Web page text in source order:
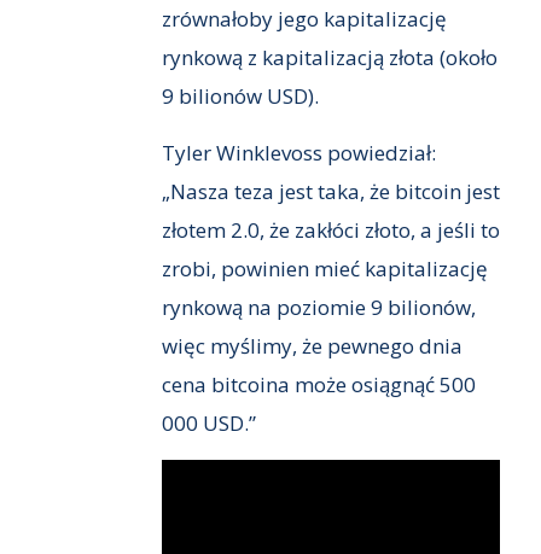
zrównałoby jego kapitalizację
rynkową z kapitalizacją złota (około
9 bilionów USD).
Tyler Winklevoss powiedział:
„Nasza teza jest taka, że bitcoin jest
złotem 2.0, że zakłóci złoto, a jeśli to
zrobi, powinien mieć kapitalizację
rynkową na poziomie 9 bilionów,
więc myślimy, że pewnego dnia
cena bitcoina może osiągnąć 500
000 USD.”